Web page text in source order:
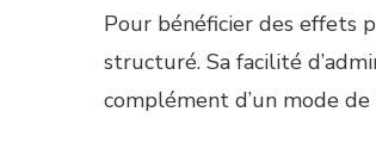
Pour bénéficier des effets
structuré. Sa facilité
complément d’un mode